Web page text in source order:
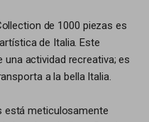
de 1000 piezas es
de Italia. Este
actividad recreativa; es
a la bella Italia.
está meticulosamente